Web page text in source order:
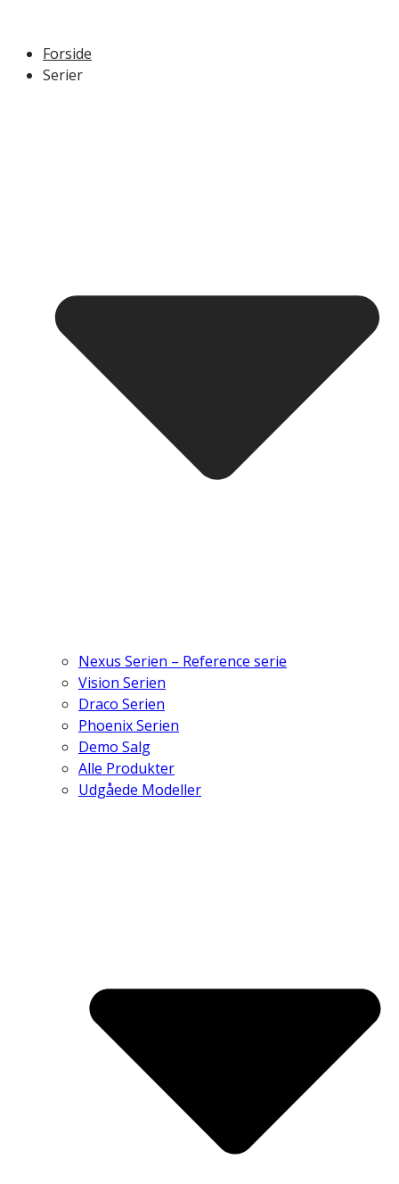
Forside
Serier
Nexus Serien – Reference serie
Vision Serien
Draco Serien
Phoenix Serien
Demo Salg
Alle Produkter
Udgåede Modeller